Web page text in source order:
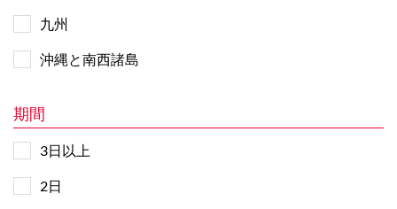
九州
沖縄と南西諸島
期間
3日以上
2日